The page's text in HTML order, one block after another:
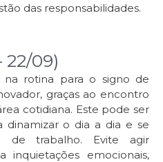
das responsabilidades.
09)
na rotina para o signo de
graças ao encontro
cotidiana. Este pode ser
o dia a dia e se
de trabalho. Evite agir
inquietações emocionais,